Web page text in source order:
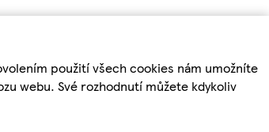
použití všech cookies nám umožníte
webu. Své rozhodnutí můžete kdykoliv